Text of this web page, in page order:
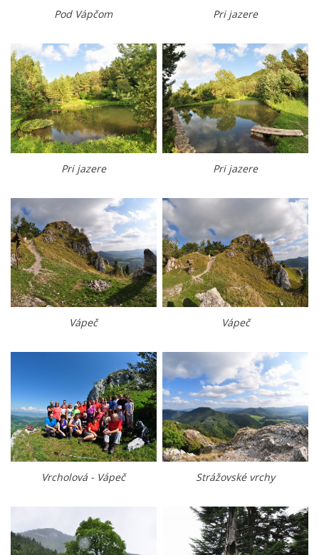
Pod Vápčom Pri jazere
Pri jazere Pri jazere
Vápeč Vápeč
Vrcholová - Vápeč Strážovské vrchy